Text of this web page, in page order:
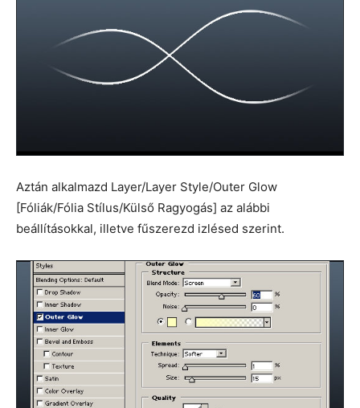
Aztán alkalmazd Layer/Layer Style/Outer Glow
[Fóliák/Fólia Stílus/Külső Ragyogás] az alábbi
beállításokkal, illetve fűszerezd izlésed szerint.